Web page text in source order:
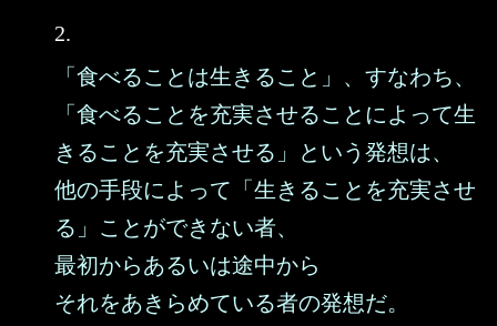
2.
「食べることは生きること」、すなわち、
「食べることを充実させることによって生
きることを充実させる」という発想は、
他の手段によって「生きることを充実させ
る」ことができない者、
最初からあるいは途中から
それをあきらめている者の発想だ。